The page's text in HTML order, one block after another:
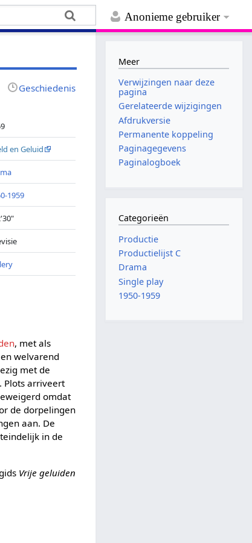
Anonieme gebruiker
Geschiedenis
en Geluid
1959
, met als
welvarend
met de
Plots arriveert
omdat
de dorpelingen
aan. De
in de
Vrije geluiden
Meer
Verwijzingen naar deze
pagina
Gerelateerde wijzigingen
Afdrukversie
Permanente koppeling
Paginagegevens
Paginalogboek
Categorieën
Productie
Productielijst C
Drama
Single play
1950-1959